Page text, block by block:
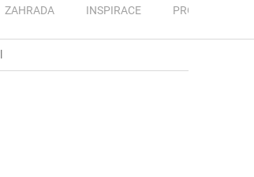
ZAHRADA INSPIRACE PRO DĚTI